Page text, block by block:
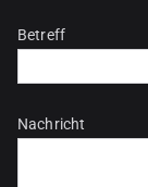
Betreff
Nachricht